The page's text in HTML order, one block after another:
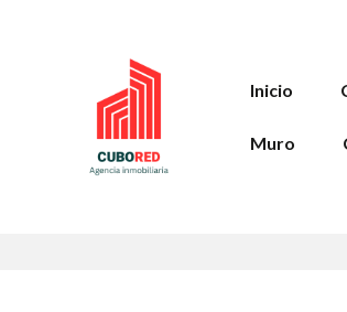
Inicio
Muro